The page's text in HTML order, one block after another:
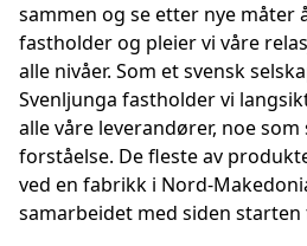
sammen og se etter nye måter
fastholder og pleier vi våre
alle nivåer. Som et svensk
Svenljunga fastholder vi
alle våre leverandører, noe
forståelse. De fleste av
ved en fabrikk i Nord-
samarbeidet med siden starten